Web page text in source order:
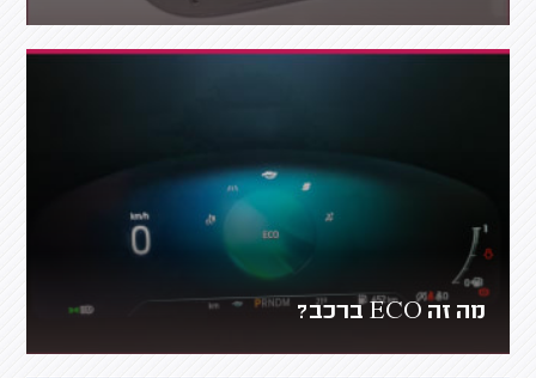
מה זה ECO ברכב?